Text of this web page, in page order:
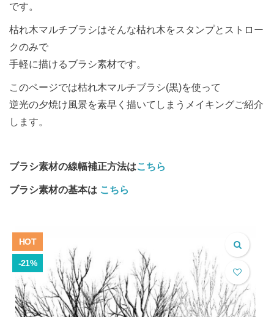
です。
枯れ木マルチブラシはそんな枯れ木をスタンプとストロー
クのみで
手軽に描けるブラシ素材です。
このページでは枯れ木マルチブラシ(黒)を使って
逆光の夕焼け風景を素早く描いてしまうメイキングご紹介
します。
ブラシ素材の線幅補正方法はこちら
ブラシ素材の基本は こちら
HOT
-21%